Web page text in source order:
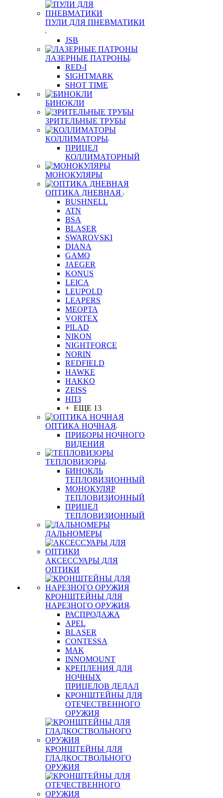
ПУЛИ ДЛЯ ПНЕВМАТИКИ
JSB
ЛАЗЕРНЫЕ ПАТРОНЫ
RED-I
SIGHTMARK
SHOT TIME
БИНОКЛИ
ЗРИТЕЛЬНЫЕ ТРУБЫ
КОЛЛИМАТОРЫ
ПРИЦЕЛ
КОЛЛИМАТОРНЫЙ
МОНОКУЛЯРЫ
ОПТИКА ДНЕВНАЯ
BUSHNELL
ATN
BSA
BLASER
SWAROVSKI
DIANA
GAMO
JAEGER
KONUS
LEICA
LEUPOLD
LEAPERS
MEOPTA
VORTEX
PILAD
NIKON
NIGHTFORCE
NORIN
REDFIELD
HAWKE
HAKKO
ZEISS
НПЗ
+ ЕЩЕ 13
ОПТИКА НОЧНАЯ
ПРИБОРЫ НОЧНОГО
ВИДЕНИЯ
ТЕПЛОВИЗОРЫ
БИНОКЛЬ
ТЕПЛОВИЗИОННЫЙ
МОНОКУЛЯР
ТЕПЛОВИЗИОННЫЙ
ПРИЦЕЛ
ТЕПЛОВИЗИОННЫЙ
ДАЛЬНОМЕРЫ
АКСЕССУАРЫ ДЛЯ
ОПТИКИ
КРОНШТЕЙНЫ ДЛЯ
НАРЕЗНОГО ОРУЖИЯ
РАСПРОДАЖА
APEL
BLASER
CONTESSA
MAK
INNOMOUNT
КРЕПЛЕНИЯ ДЛЯ
НОЧНЫХ
ПРИЦЕЛОВ ДЕДАЛ
КРОНШТЕЙНЫ ДЛЯ
ОТЕЧЕСТВЕННОГО
ОРУЖИЯ
КРОНШТЕЙНЫ ДЛЯ
ГЛАДКОСТВОЛЬНОГО
ОРУЖИЯ